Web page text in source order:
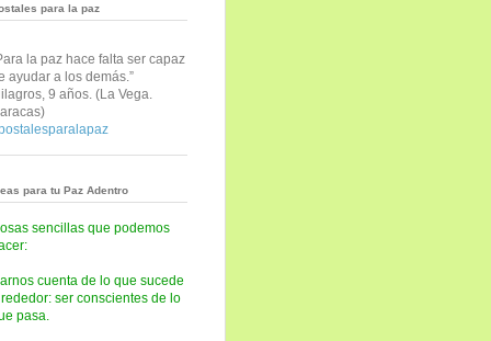
para la paz
la paz hace falta ser capaz
ayudar a los demás.”
9 años. (La Vega.
para tu Paz Adentro
sencillas que podemos
cuenta de lo que sucede
ser conscientes de lo
pasa.